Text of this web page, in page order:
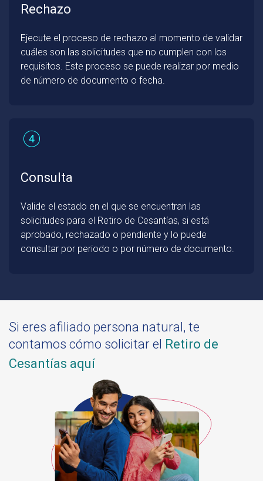
Rechazo
Ejecute el proceso de rechazo al momento de validar
cuáles son las solicitudes que no cumplen con los
requisitos. Este proceso se puede realizar por medio
de número de documento o fecha.
Consulta
Valide el estado en el que se encuentran las
solicitudes para el Retiro de Cesantías, si está
aprobado, rechazado o pendiente y lo puede
consultar por periodo o por número de documento.
Si eres afiliado persona natural, te
contamos cómo solicitar el Retiro de
Cesantías aquí